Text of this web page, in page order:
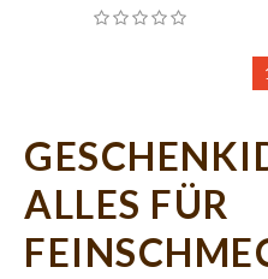
ALLES FÜR